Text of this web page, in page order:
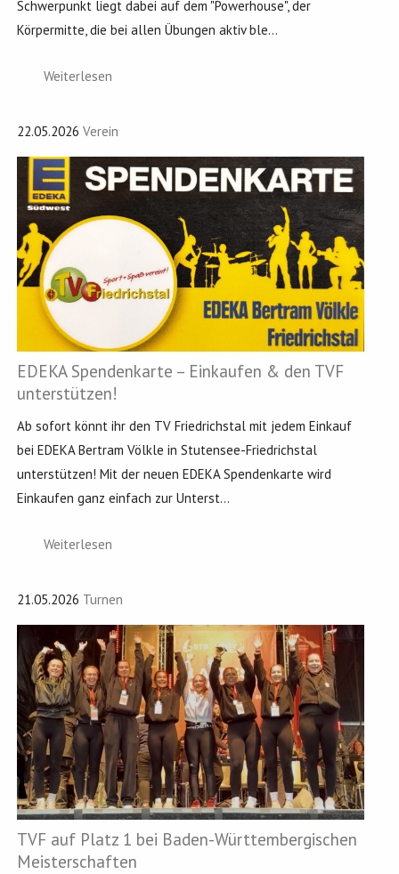
Schwerpunkt liegt dabei auf dem "Powerhouse", der
Körpermitte, die bei allen Übungen aktiv ble...
Weiterlesen
22.05.2026 Verein
EDEKA Spendenkarte – Einkaufen & den TVF
unterstützen!
Ab sofort könnt ihr den TV Friedrichstal mit jedem Einkauf
bei EDEKA Bertram Völkle in Stutensee-Friedrichstal
unterstützen! Mit der neuen EDEKA Spendenkarte wird
Einkaufen ganz einfach zur Unterst...
Weiterlesen
21.05.2026 Turnen
TVF auf Platz 1 bei Baden-Württembergischen
Meisterschaften